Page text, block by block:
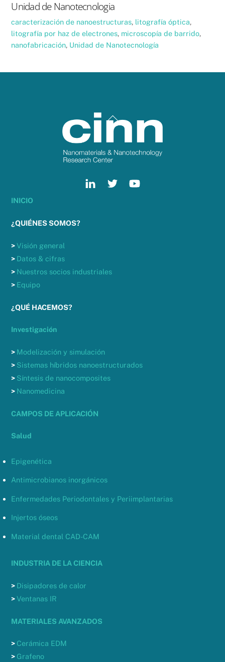
Unidad de Nanotecnologia
caracterización de nanoestructuras, litografía óptica,
litografía por haz de electrones, microscopía de barrido,
nanofabricación, Unidad de Nanotecnología
Back
To
Top
INICIO
¿QUIÉNES SOMOS?
>Visión general
> Datos & cifras
> Nuestros socios industriales
> Equipo
¿QUÉ HACEMOS?
Investigación
> Modelización y simulación
> Sistemas híbridos nanoestructurados
> Síntesis de nanocomposites
> Nanomedicina
CAMPOS DE APLICACIÓN
Salud
Epigenética
Antimicrobianos inorgánicos
Enfermedades Periodontales y Periimplantarias
Injertos óseos
Material dental CAD-CAM
INDUSTRIA DE LA CIENCIA
> Disipadores de calor
>Ventanas IR
MATERIALES AVANZADOS
> Cerámica EDM
> Grafeno